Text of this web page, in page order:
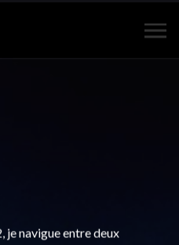
je navigue entre deux